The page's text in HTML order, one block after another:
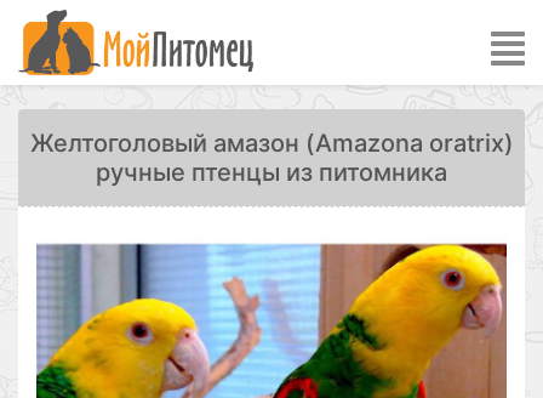
Желтоголовый амазон (Amazona oratrix)
ручные птенцы из питомника